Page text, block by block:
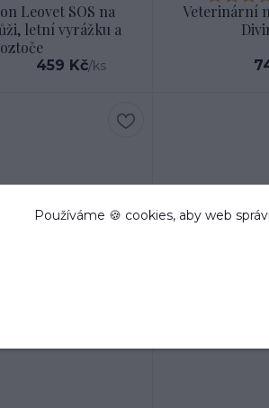
Leovet SOS na
letní vyrážku a
459 Kč/ks
Veterinární
Používáme 🍪 cookies, aby web